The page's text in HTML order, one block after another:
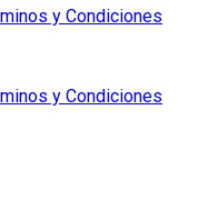
y Condiciones
y Condiciones